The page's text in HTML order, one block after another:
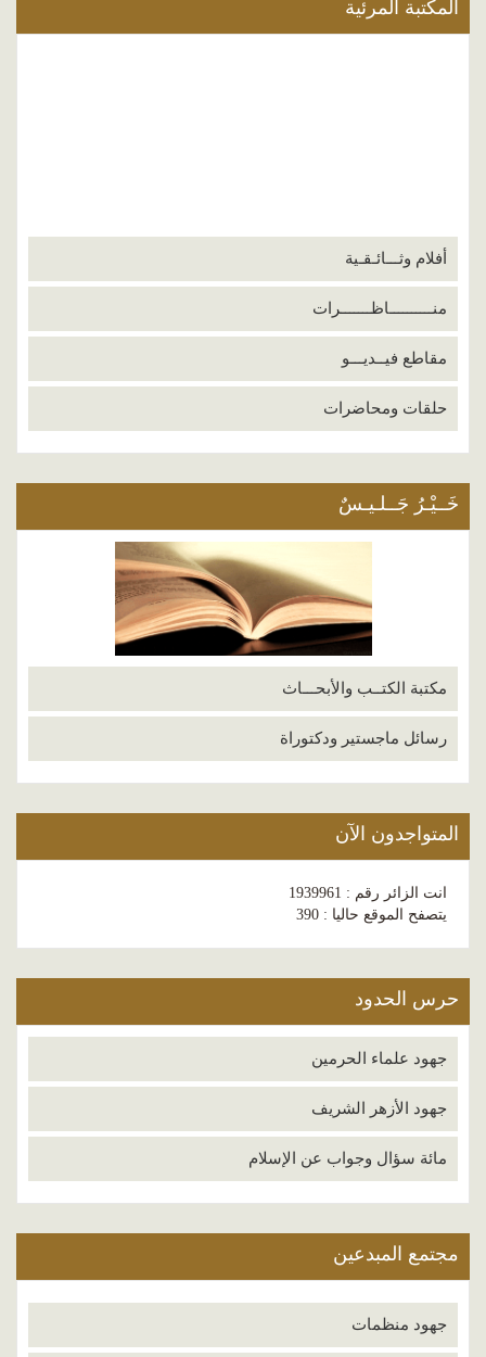
المكتبة المرئية
أفلام وثـــائـقـية
منــــــــــاظـــــــرات
مقاطع فيــديـــو
حلقات ومحاضرات
خَــيْـرُ جَــلـيـسٌ
مكتبة الكتــب والأبحـــاث
رسائل ماجستير ودكتوراة
المتواجدون الآن
انت الزائر رقم : 1939961
يتصفح الموقع حاليا : 390
حرس الحدود
جهود علماء الحرمين
جهود الأزهر الشريف
مائة سؤال وجواب عن الإسلام
مجتمع المبدعين
جهود منظمات